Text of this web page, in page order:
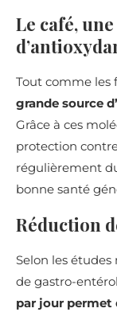
Le café,
Tout comme les
grande source
Grâce à ces
protection
régulièrement
bonne santé
Réduction
Selon les études
de gastro-
par jour permet